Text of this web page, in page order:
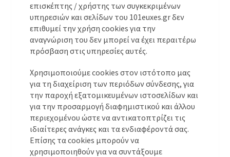
επισκέπτης / χρήστης των συγκεκριμένων
υπηρεσιών και σελίδων του 101euxes.gr δεν
επιθυμεί την χρήση cookies για την
αναγνώριση του δεν μπορεί να έχει περαιτέρω
πρόσβαση στις υπηρεσίες αυτές.
Χρησιμοποιούμε cookies στον ιστότοπο μας
για τη διαχείριση των περιόδων σύνδεσης, για
την παροχή εξατομικευμένων ιστοσελίδων και
για την προσαρμογή διαφημιστικού και άλλου
περιεχομένου ώστε να αντικατοπτρίζει τις
ιδιαίτερες ανάγκες και τα ενδιαφέροντά σας.
Επίσης τα cookies μπορούν να
χρησιμοποιηθούν για να συντάξουμε